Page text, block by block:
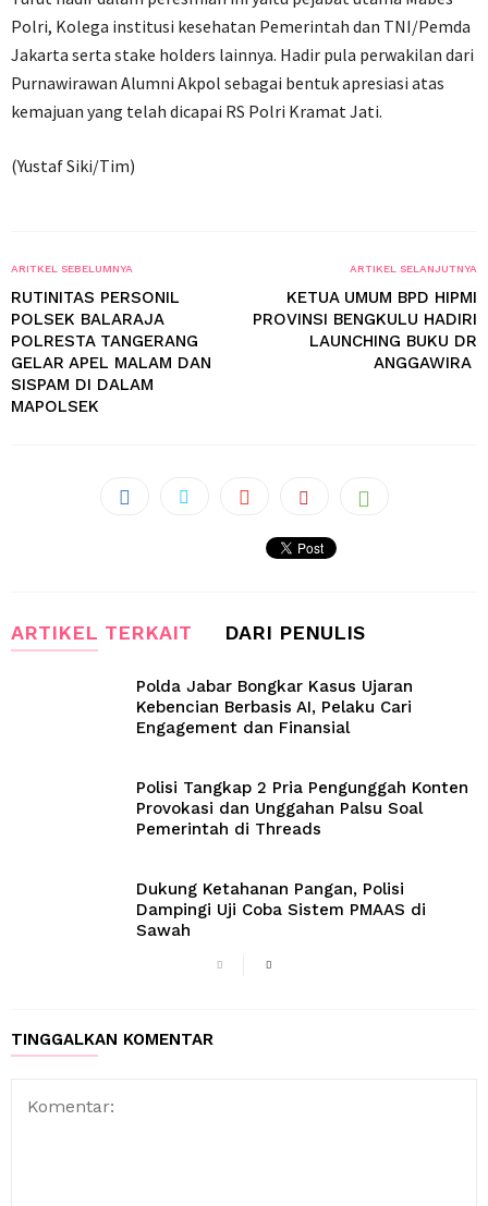
Polri, Kolega institusi kesehatan Pemerintah dan TNI/Pemda
Jakarta serta stake holders lainnya. Hadir pula perwakilan dari
Purnawirawan Alumni Akpol sebagai bentuk apresiasi atas
kemajuan yang telah dicapai RS Polri Kramat Jati.
(Yustaf Siki/Tim)
ARITKEL SEBELUMNYA
RUTINITAS PERSONIL
POLSEK BALARAJA
POLRESTA TANGERANG
GELAR APEL MALAM DAN
SISPAM DI DALAM
MAPOLSEK
ARTIKEL SELANJUTNYA
KETUA UMUM BPD HIPMI
PROVINSI BENGKULU HADIRI
LAUNCHING BUKU DR
ANGGAWIRA
ARTIKEL TERKAIT DARI PENULIS
Polda Jabar Bongkar Kasus Ujaran
Kebencian Berbasis AI, Pelaku Cari
Engagement dan Finansial
Polisi Tangkap 2 Pria Pengunggah Konten
Provokasi dan Unggahan Palsu Soal
Pemerintah di Threads
Dukung Ketahanan Pangan, Polisi
Dampingi Uji Coba Sistem PMAAS di
Sawah
TINGGALKAN KOMENTAR